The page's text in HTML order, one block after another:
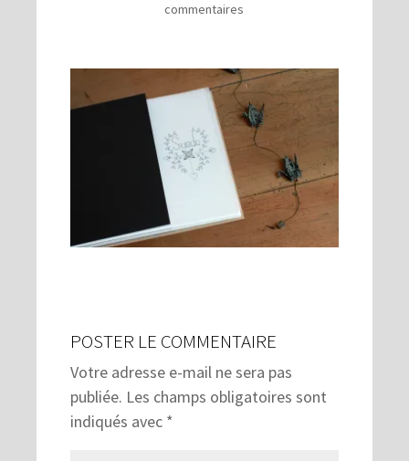
commentaires
POSTER LE COMMENTAIRE
Votre adresse e-mail ne sera pas
publiée. Les champs obligatoires sont
indiqués avec *